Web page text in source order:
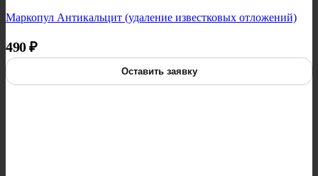
Маркопул Антикальцит (удаление известковых отложений)
490₽
Оставить заявку